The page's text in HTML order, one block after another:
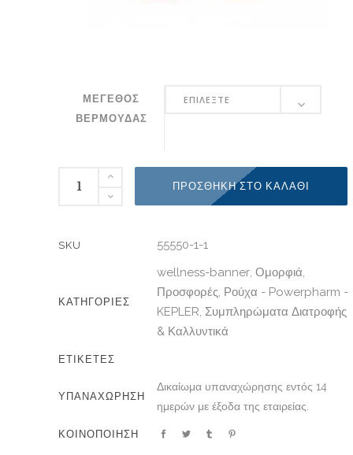
ΜΈΓΕΘΟΣ
ΒΕΡΜΟΎΔΑΣ
ΕΠΙΛΈΞΤΕ
ΜΈΓΕΘΟΣ
ΠΡΟΣΘΉΚΗ ΣΤΟ ΚΑΛΆΘΙ
SKU 55550-1-1
ΚΑΤΗΓΟΡΊΕΣ
wellness-banner Ομορφιά
Προσφορές Ρούχα - Powerpharm -
KEPLER Συμπληρώματα Διατροφής
& Καλλυντικά
ΕΤΙΚΈΤΕΣ
ΥΠΑΝΑΧΩΡΗΣΗ
Δικαίωμα υπαναχώρησης εντός 14
ημερών με έξοδα της εταιρείας.
ΚΟΙΝΟΠΟΙΗΣΗ